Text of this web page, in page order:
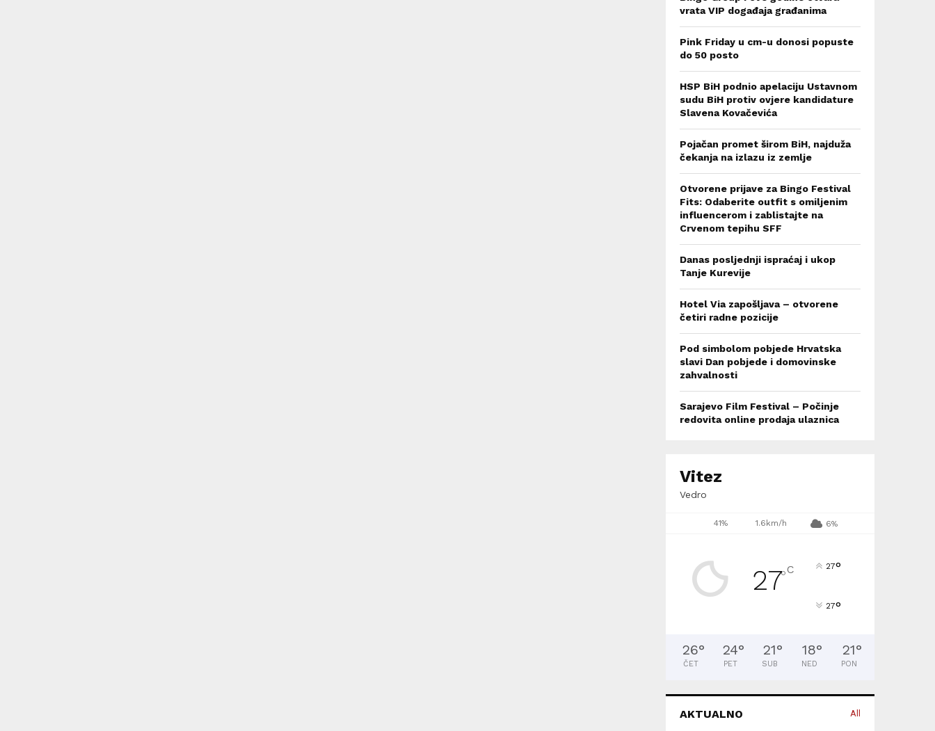
vrata VIP događaja građanima
Pink Friday u cm-u donosi popuste
do 50 posto
HSP BiH podnio apelaciju Ustavnom
sudu BiH protiv ovjere kandidature
Slavena Kovačevića
Pojačan promet širom BiH, najduža
čekanja na izlazu iz zemlje
Otvorene prijave za Bingo Festival
Fits: Odaberite outfit s omiljenim
influencerom i zablistajte na
Crvenom tepihu SFF
Danas posljednji ispraćaj i ukop
Tanje Kurevije
Hotel Via zapošljava – otvorene
četiri radne pozicije
Pod simbolom pobjede Hrvatska
slavi Dan pobjede i domovinske
zahvalnosti
Sarajevo Film Festival – Počinje
redovita online prodaja ulaznica
Vitez
Vedro
41% 1.6km/h 6%
27°C 27°
27°
26°
ČET
24°
PET
21°
SUB
18°
NED
21°
PON
AKTUALNO All